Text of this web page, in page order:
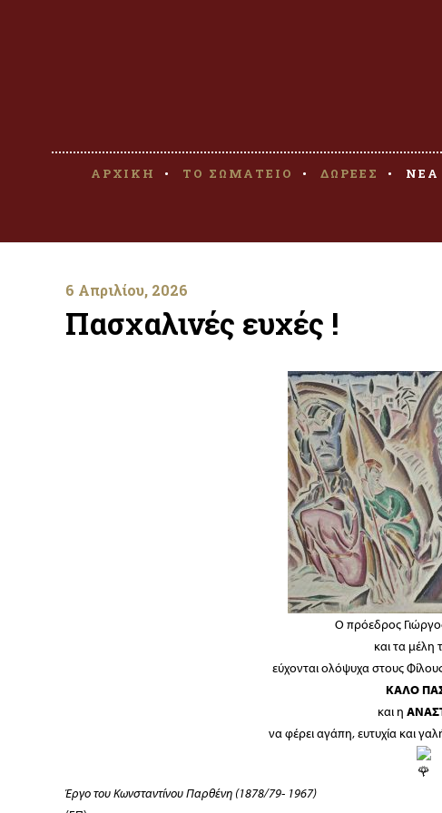
ΑΡΧΙΚΗ ΤΟ ΣΩΜΑΤΕΙΟ ΔΩΡΕΕΣ ΝΕΑ
6 Απριλίου, 2026
Πασχαλινές ευχές !
Ο πρόεδρος
και τα μέλη
εύχονται ολόψυχα στους
ΚΑΛΟ
και η
να φέρει αγάπη, ευτυχία και
Έργο του Κωνσταντίνου Παρθένη (1878/79- 1967)